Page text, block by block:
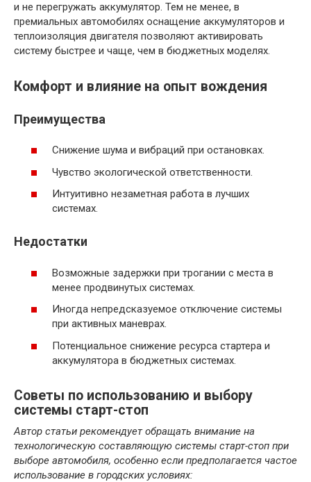
и не перегружать аккумулятор. Тем не менее, в
премиальных автомобилях оснащение аккумуляторов и
теплоизоляция двигателя позволяют активировать
систему быстрее и чаще, чем в бюджетных моделях.
Комфорт и влияние на опыт вождения
Преимущества
Снижение шума и вибраций при остановках.
Чувство экологической ответственности.
Интуитивно незаметная работа в лучших
системах.
Недостатки
Возможные задержки при трогании с места в
менее продвинутых системах.
Иногда непредсказуемое отключение системы
при активных маневрах.
Потенциальное снижение ресурса стартера и
аккумулятора в бюджетных системах.
Советы по использованию и выбору
системы старт-стоп
Автор статьи рекомендует обращать внимание на
технологическую составляющую системы старт-стоп при
выборе автомобиля, особенно если предполагается частое
использование в городских условиях: